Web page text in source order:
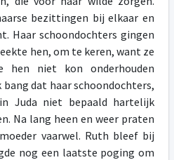
bezittingen bij elkaar en
Haar schoondochters gingen
hen, om te keren, want ze
niet kon onderhouden
dat haar schoondochters,
Juda niet bepaald hartelijk
Na lang heen en weer praten
vaarwel. Ruth bleef bij
nog een laatste poging om